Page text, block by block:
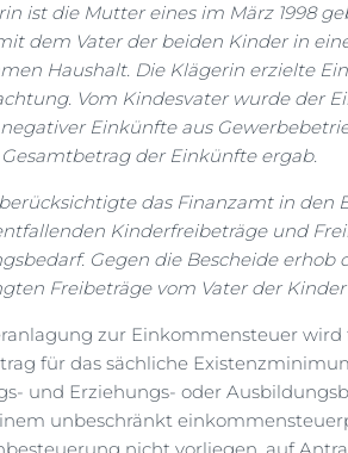
ist die Mutter eines im März 1998
dem Vater der beiden Kinder in
Haushalt. Die Klägerin erzielte
Vom Kindesvater wurde der
Einkünfte aus
der Einkünfte ergab.
das Finanzamt in den
Kinderfreibeträge und
Gegen die Bescheide
Freibeträge vom Vater der
zur Einkommensteuer
für das sächliche
und Erziehungs- oder
unbeschränkt